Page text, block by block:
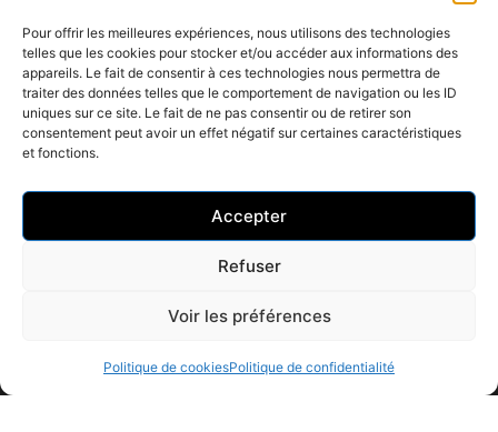
Pour offrir les meilleures expériences, nous utilisons des technologies
telles que les cookies pour stocker et/ou accéder aux informations des
appareils. Le fait de consentir à ces technologies nous permettra de
traiter des données telles que le comportement de navigation ou les ID
uniques sur ce site. Le fait de ne pas consentir ou de retirer son
consentement peut avoir un effet négatif sur certaines caractéristiques
et fonctions.
Accepter
Refuser
Voir les préférences
Politique de cookiesPolitique de confidentialité
contact@tomazouuuprod.fr
marketing et activer ce contenu